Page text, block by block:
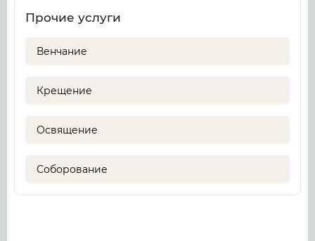
Прочие услуги
Венчание
Крещение
Освящение
Соборование